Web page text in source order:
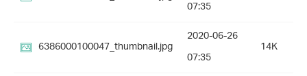
07:35
6386000100047_thumbnail.jpg
2020-06-26
07:35
14K